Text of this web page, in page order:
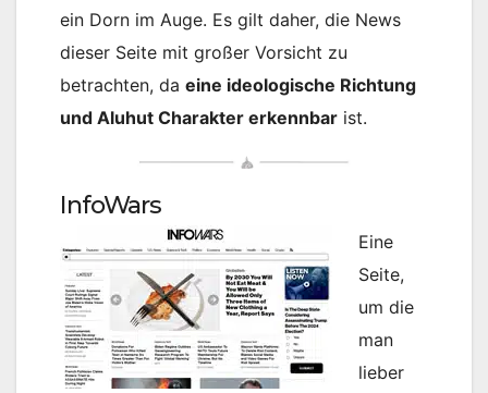
ein Dorn im Auge. Es gilt daher, die News
dieser Seite mit großer Vorsicht zu
betrachten, da eine ideologische Richtung
und Aluhut Charakter erkennbar ist.
InfoWars
Eine
Seite,
um die
man
lieber